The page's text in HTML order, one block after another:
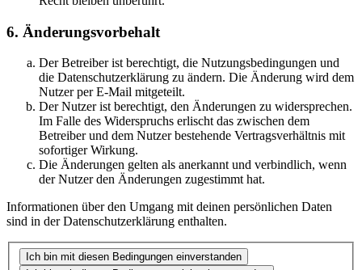
6. Änderungsvorbehalt
Der Betreiber ist berechtigt, die Nutzungsbedingungen und
die Datenschutzerklärung zu ändern. Die Änderung wird dem
Nutzer per E-Mail mitgeteilt.
Der Nutzer ist berechtigt, den Änderungen zu widersprechen.
Im Falle des Widerspruchs erlischt das zwischen dem
Betreiber und dem Nutzer bestehende Vertragsverhältnis mit
sofortiger Wirkung.
Die Änderungen gelten als anerkannt und verbindlich, wenn
der Nutzer den Änderungen zugestimmt hat.
Informationen über den Umgang mit deinen persönlichen Daten
sind in der Datenschutzerklärung enthalten.